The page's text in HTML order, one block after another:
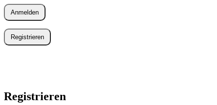
Anmelden
Registrieren
Registrieren